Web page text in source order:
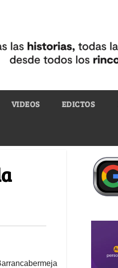
VIDEOS EDICTOS